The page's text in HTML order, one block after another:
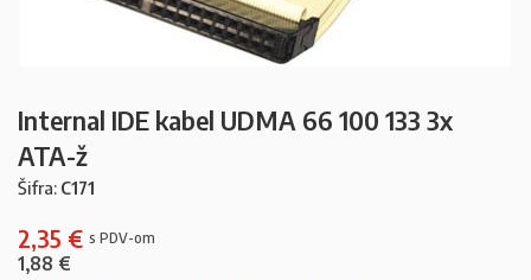
Internal IDE kabel UDMA 66 100 133 3x
ATA-ž
Šifra: C171
2,35 €
1,88 €